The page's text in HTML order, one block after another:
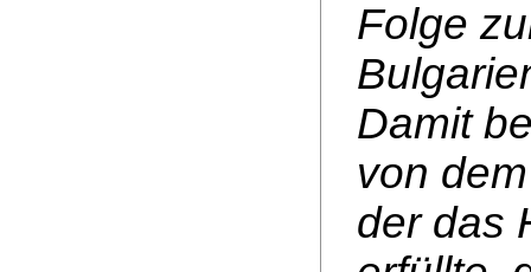
Folge
Damit
von
der das